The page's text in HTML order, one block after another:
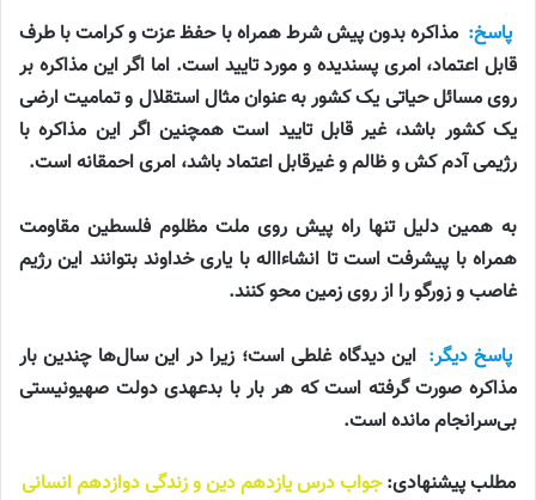
پاسخ: مذاکره بدون پیش شرط همراه با حفظ عزت و کرامت با طرف
قابل اعتماد، امری پسندیده و مورد تایید است. اما اگر این مذاکره بر
روی مسائل حیاتی یک کشور به عنوان مثال استقلال و تمامیت ارضی
یک کشور باشد، غیر قابل تایید است همچنین اگر این مذاکره با
رژیمی آدم کش و ظالم و غیرقابل اعتماد باشد، امری احمقانه است.
به همین دلیل تنها راه پیش روی ملت مظلوم فلسطین مقاومت
همراه با پیشرفت است تا انشاءااله با یاری خداوند بتوانند این رژیم
غاصب و زورگو را از روی زمین محو کنند.
پاسخ دیگر: این دیدگاه غلطی است؛ زیرا در این سال‌ها چندین بار
مذاکره صورت گرفته است که هر بار با بدعهدی دولت صهیونیستی
بی‌سرانجام مانده است.
مطلب پیشنهادی: جواب درس یازدهم دین و زندگی دوازدهم انسانی